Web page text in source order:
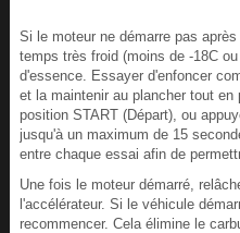
Si le moteur ne démarre pas
temps très froid (moins de -18C
d'essence. Essayer d'enfoncer
et la maintenir au plancher tout
position START (Départ), ou
jusqu'à un maximum de 15
entre chaque essai afin de
Une fois le moteur démarré,
l'accélérateur. Si le véhicule
recommencer. Cela élimine le